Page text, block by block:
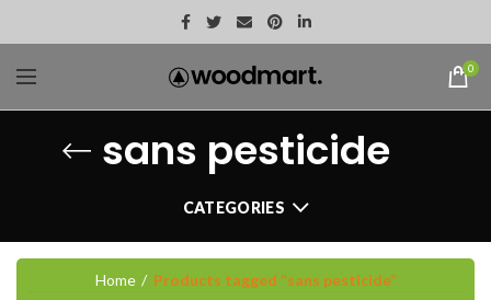
0
sans pesticide
CATEGORIES
Home Products tagged “sans pesticide”